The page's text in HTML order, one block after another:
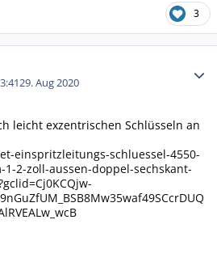
3
29. Aug 2020
leicht exzentrischen Schlüsseln an
einspritzleitungs-schluessel-4550-
2-zoll-aussen-doppel-sechskant-